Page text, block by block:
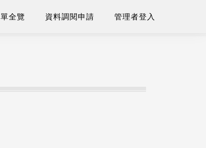
全覽 資料調閱申請 管理者登入